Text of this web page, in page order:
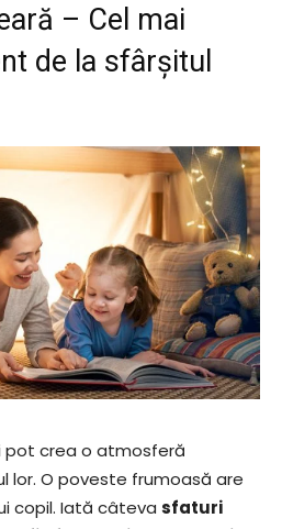
– Cel mai
de la sfârșitul
pot crea o atmosferă
lor. O poveste frumoasă are
copil. Iată câteva sfaturi